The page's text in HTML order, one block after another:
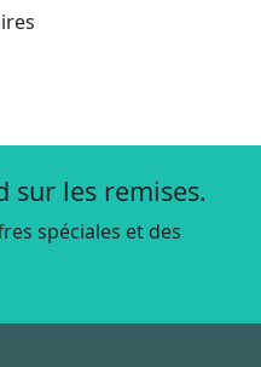
sur les remises.
spéciales et des